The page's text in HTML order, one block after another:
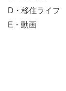
D・移住ライフ
E・動画